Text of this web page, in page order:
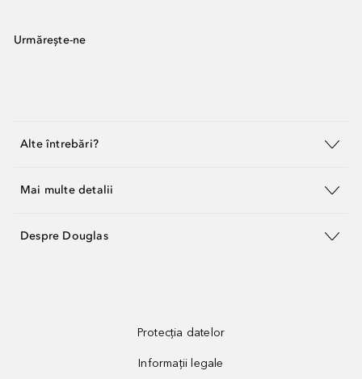
Urmărește-ne
Alte întrebări?
Mai multe detalii
Despre Douglas
Protecția datelor
Informații legale